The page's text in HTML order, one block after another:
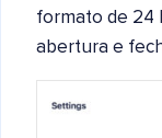
formato de 24
abertura e